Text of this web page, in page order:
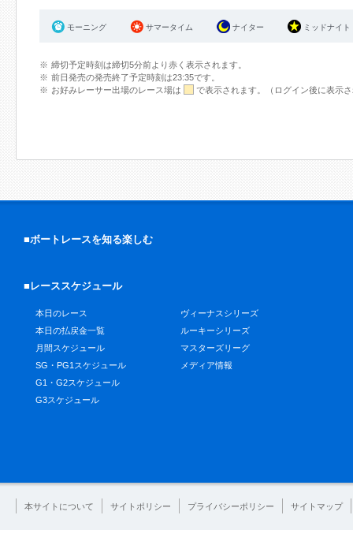
モーニング サマータイム ナイター ミッドナイト
締切予定時刻は締切5分前より赤く表示されます。
前日発売の発売終了予定時刻は23:35です。
お好みレーサー出場のレース場は
で表示されます。（ログイン後に表示
■ボートレースを知る楽しむ
■レーススケジュール
本日のレース
本日の払戻金一覧
月間スケジュール
SG・PG1スケジュール
G1・G2スケジュール
G3スケジュール
ヴィーナスシリーズ
ルーキーシリーズ
マスターズリーグ
メディア情報
本サイトについて サイトポリシー プライバシーポリシー サイトマップ